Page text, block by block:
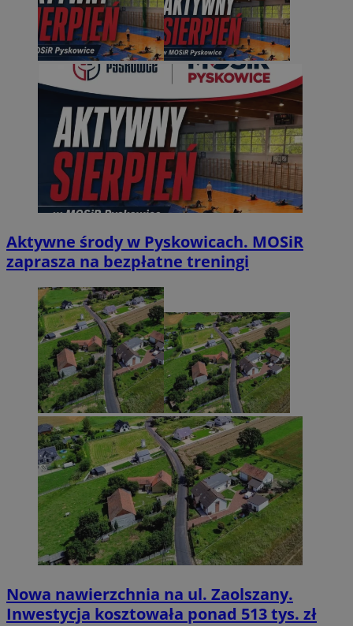
Aktywne środy w Pyskowicach. MOSiR
zaprasza na bezpłatne treningi
Nowa nawierzchnia na ul. Zaolszany.
Inwestycja kosztowała ponad 513 tys. zł